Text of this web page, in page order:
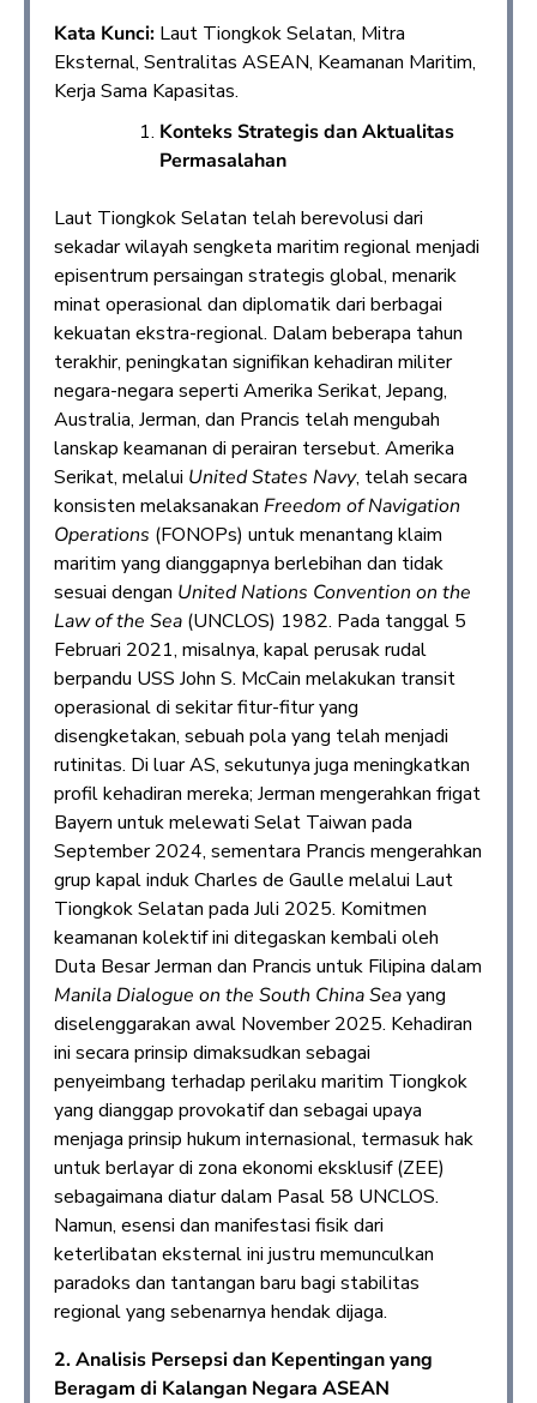
Kata Kunci: Laut Tiongkok Selatan, Mitra
Eksternal, Sentralitas ASEAN, Keamanan Maritim,
Kerja Sama Kapasitas.
Konteks Strategis dan Aktualitas
Permasalahan
Laut Tiongkok Selatan telah berevolusi dari
sekadar wilayah sengketa maritim regional menjadi
episentrum persaingan strategis global, menarik
minat operasional dan diplomatik dari berbagai
kekuatan ekstra-regional. Dalam beberapa tahun
terakhir, peningkatan signifikan kehadiran militer
negara-negara seperti Amerika Serikat, Jepang,
Australia, Jerman, dan Prancis telah mengubah
lanskap keamanan di perairan tersebut. Amerika
Serikat, melalui United States Navy, telah secara
konsisten melaksanakan Freedom of Navigation
Operations (FONOPs) untuk menantang klaim
maritim yang dianggapnya berlebihan dan tidak
sesuai dengan United Nations Convention on the
Law of the Sea (UNCLOS) 1982. Pada tanggal 5
Februari 2021, misalnya, kapal perusak rudal
berpandu USS John S. McCain melakukan transit
operasional di sekitar fitur-fitur yang
disengketakan, sebuah pola yang telah menjadi
rutinitas. Di luar AS, sekutunya juga meningkatkan
profil kehadiran mereka; Jerman mengerahkan frigat
Bayern untuk melewati Selat Taiwan pada
September 2024, sementara Prancis mengerahkan
grup kapal induk Charles de Gaulle melalui Laut
Tiongkok Selatan pada Juli 2025. Komitmen
keamanan kolektif ini ditegaskan kembali oleh
Duta Besar Jerman dan Prancis untuk Filipina dalam
Manila Dialogue on the South China Seayang
diselenggarakan awal November 2025. Kehadiran
ini secara prinsip dimaksudkan sebagai
penyeimbang terhadap perilaku maritim Tiongkok
yang dianggap provokatif dan sebagai upaya
menjaga prinsip hukum internasional, termasuk hak
untuk berlayar di zona ekonomi eksklusif (ZEE)
sebagaimana diatur dalam Pasal 58 UNCLOS.
Namun, esensi dan manifestasi fisik dari
keterlibatan eksternal ini justru memunculkan
paradoks dan tantangan baru bagi stabilitas
regional yang sebenarnya hendak dijaga.
2. Analisis Persepsi dan Kepentingan yang
Beragam di Kalangan Negara ASEAN